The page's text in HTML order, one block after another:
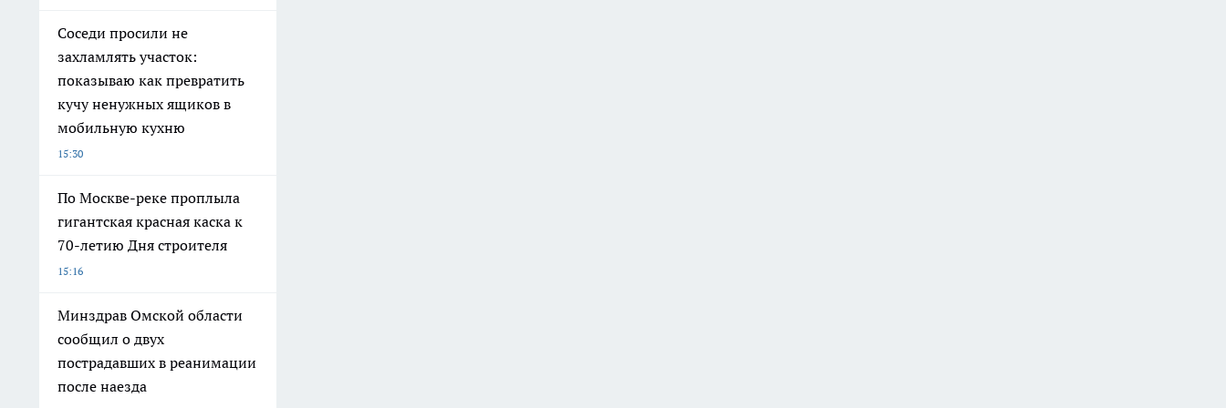
Соседи просили не
захламлять участок:
показываю как превратить
кучу ненужных ящиков в
мобильную кухню
15:30
По Москве-реке проплыла
гигантская красная каска к
70-летию Дня строителя
15:16
Минздрав Омской области
сообщил о двух
пострадавших в реанимации
после наезда